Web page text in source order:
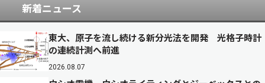
新着ニュース
東大、原子を流し続ける新分光法を開発 光格子時計
の連続計測へ前進
2026.08.07